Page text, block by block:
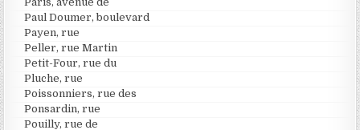
Paul Doumer, boulevard
Payen, rue
Peller, rue Martin
Petit-Four, rue du
Pluche, rue
Poissonniers, rue des
Ponsardin, rue
Pouilly, rue de